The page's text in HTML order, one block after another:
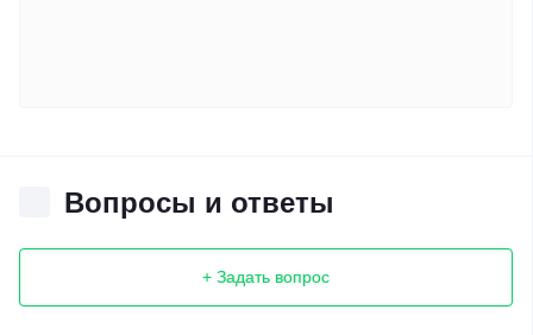
Вопросы и ответы
+ Задать вопрос